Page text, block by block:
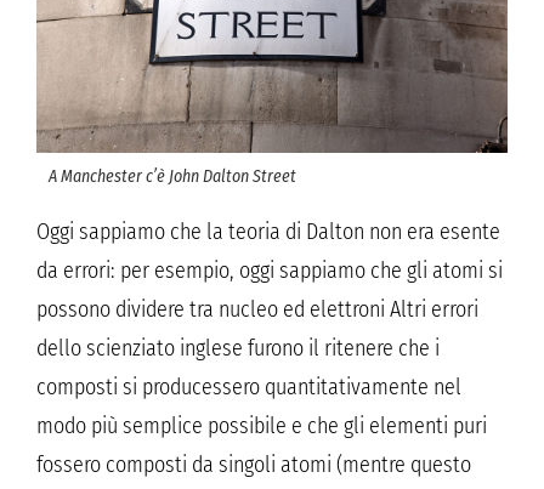
A Manchester c’è John Dalton Street
Oggi sappiamo che la teoria di Dalton non era esente
da errori: per esempio, oggi sappiamo che gli atomi si
possono dividere tra nucleo ed elettroni Altri errori
dello scienziato inglese furono il ritenere che i
composti si producessero quantitativamente nel
modo più semplice possibile e che gli elementi puri
fossero composti da singoli atomi (mentre questo